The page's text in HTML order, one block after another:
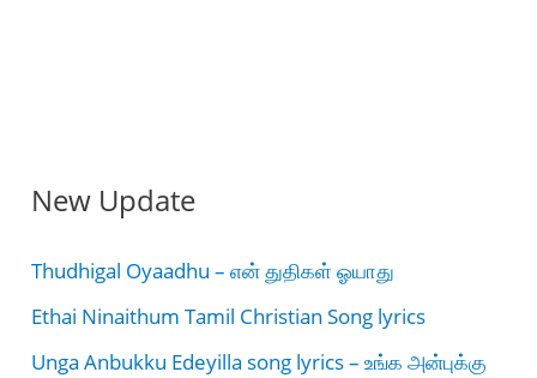
New Update
Thudhigal Oyaadhu – என் துதிகள் ஓயாது
Ethai Ninaithum Tamil Christian Song lyrics
Unga Anbukku Edeyilla song lyrics – உங்க அன்புக்கு